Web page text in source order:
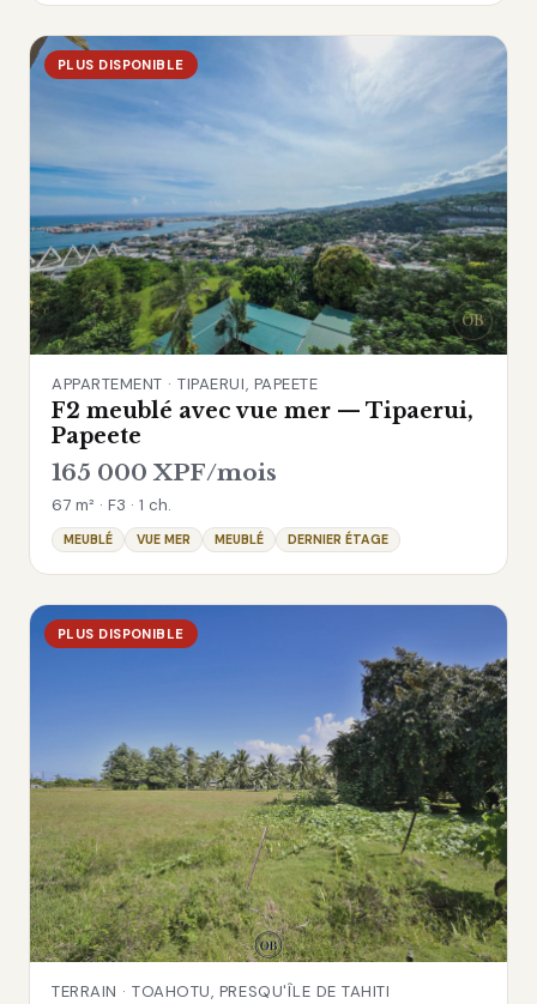
PLUS DISPONIBLE
APPARTEMENT · TIPAERUI, PAPEETE
F2 meublé avec vue mer — Tipaerui,
Papeete
165 000 XPF/mois
67 m² · F3 · 1 ch.
MEUBLÉ VUE MER MEUBLÉ DERNIER ÉTAGE
PLUS DISPONIBLE
TERRAIN · TOAHOTU, PRESQU'ÎLE DE TAHITI